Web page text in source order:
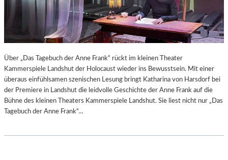
A
M
1
8
J
U
L
I
I
Über „Das Tagebuch der Anne Frank“ rückt im kleinen Theater
Kammerspiele Landshut der Holocaust wieder ins Bewusstsein. Mit einer
überaus einfühlsamen szenischen Lesung bringt Katharina von Harsdorf bei
der Premiere in Landshut die leidvolle Geschichte der Anne Frank auf die
Bühne des kleinen Theaters Kammerspiele Landshut. Sie liest nicht nur „Das
Tagebuch der Anne Frank“…